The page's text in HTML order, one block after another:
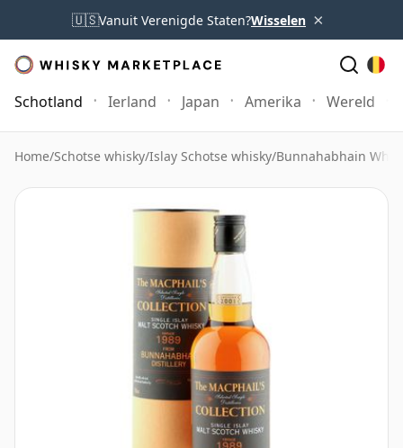
🇺🇸Vanuit Verenigde Staten?Wisselen ×
Schotland Ierland Japan Amerika Wereld
Home/Schotse whisky/Islay Schotse whisky/Bunnahabhain